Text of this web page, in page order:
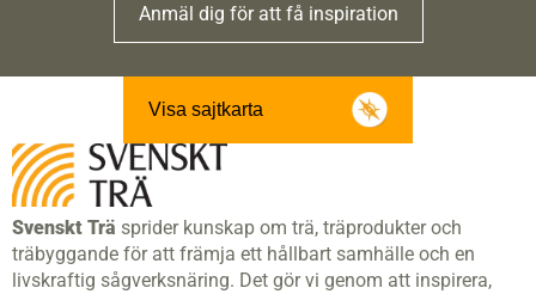
Anmäl dig för att få inspiration
Visa sajtkarta
Svenskt Trä sprider kunskap om trä, träprodukter och
träbyggande för att främja ett hållbart samhälle och en
livskraftig sågverksnäring. Det gör vi genom att inspirera,